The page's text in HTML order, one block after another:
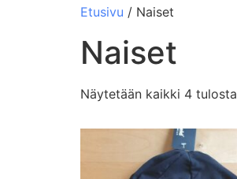
Etusivu / Naiset
Naiset
Näytetään kaikki 4 tulosta